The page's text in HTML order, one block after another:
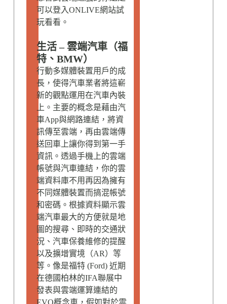
可以登入ONLIVE網站試
玩看看。
生活 – 雲端汽車（福
特、BMW）
行動多媒體裝置用戶的成
長，使得汽車業者將這嶄
新的觀點運用在汽車內裝
上。主要的概念是藉由汽
車App與網路連結，將資
訊傳至雲端，再由雲端傳
送回車上讓你得到第一手
資訊。透過手機上的雲端
帳號與汽車連結，你的雲
端資料庫不用再因為擁有
不同媒體裝置而搞混帳號
和密碼。根據資料顯示雲
端汽車最大的方便就是地
圖的搜尋、即時的交通狀
況、汽車保養維修的提醒
以及擴增實境（AR）等
等。像是福特 (Ford) 近期
在德國柏林的IFA聯展中
發表與雲端運算連結的
EVO概念車，假如對於雲